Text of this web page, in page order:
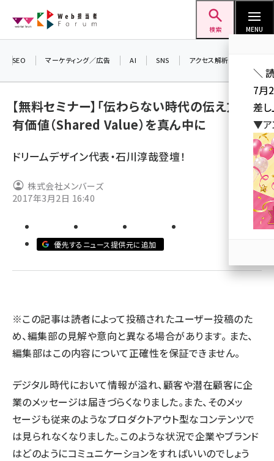
ン
検索 MENU
ai (2801)
youtube (2425)
note (2310)
セミナー (2301)
z世代 (1620)
meo (1274)
SEO マーケティング／広告 AI SNS アクセス解析／データ分析
【無料セミナー】「伝わらない時代の伝え方」共
有価値（Shared Value）を真ん中に
ドリームデザイン代表・石川淳哉登壇！
株式会社メンバーズ
2017年3月2日 16:40
優先するニュース提供元に追加
※この記事は読者によって投稿されたユーザー投稿のた
め、編集部の見解や意向と異なる場合があります。 また、
編集部はこの内容について正確性を保証できません。
デジタル時代において情報が溢れ、顧客や潜在顧客に企
業のメッセージは届きづらくなりました。また、そのメッ
セージも従来のようなプロダクトアウト型なコンテンツで
は見られなくなりました。このような状況で企業やブランド
はどのようにコミュニケーションをすればいいのでしょう
＼
7月
差し
▼ア